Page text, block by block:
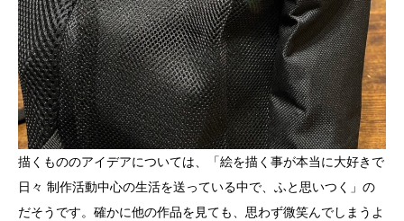
描くもののアイデアについては、「絵を描く事が本当に大好きで
日々 制作活動中心の生活を送っている中で、ふと思いつく」の
だそうです。確かに他の作品を見ても、思わず微笑んでしまうよ